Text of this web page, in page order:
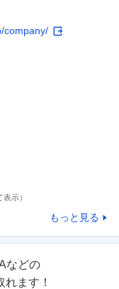
company/
示）
もっと見る
などの
れます！